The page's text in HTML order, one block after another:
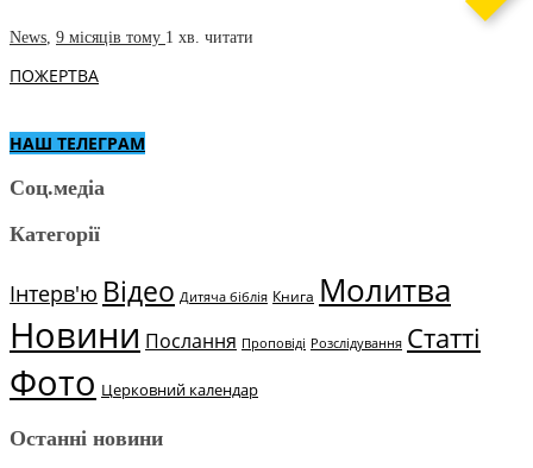
News 9 місяців тому 1 хв. читати
ПОЖЕРТВА
НАШ ТЕЛЕГРАМ
Соц.медіа
Категорії
Інтерв'ю Відео Дитяча біблія Книга Молитва
Новини Послання Проповіді Розслідування Статті
Фото Церковний календар
Останні новини